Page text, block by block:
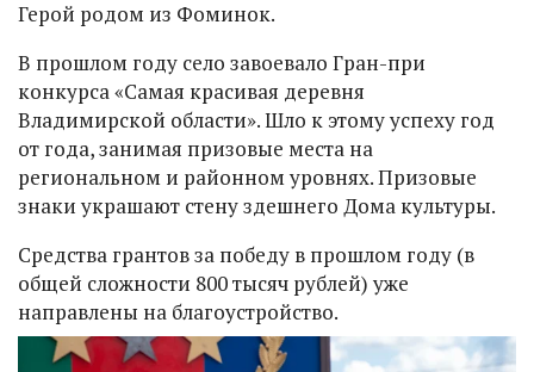
Герой родом из Фоминок.
В прошлом году село завоевало Гран-при
конкурса «Самая красивая деревня
Владимирской области». Шло к этому успеху год
от года, занимая призовые места на
региональном и районном уровнях. Призовые
знаки украшают стену здешнего Дома культуры.
Средства грантов за победу в прошлом году (в
общей сложности 800 тысяч рублей) уже
направлены на благоустройство.